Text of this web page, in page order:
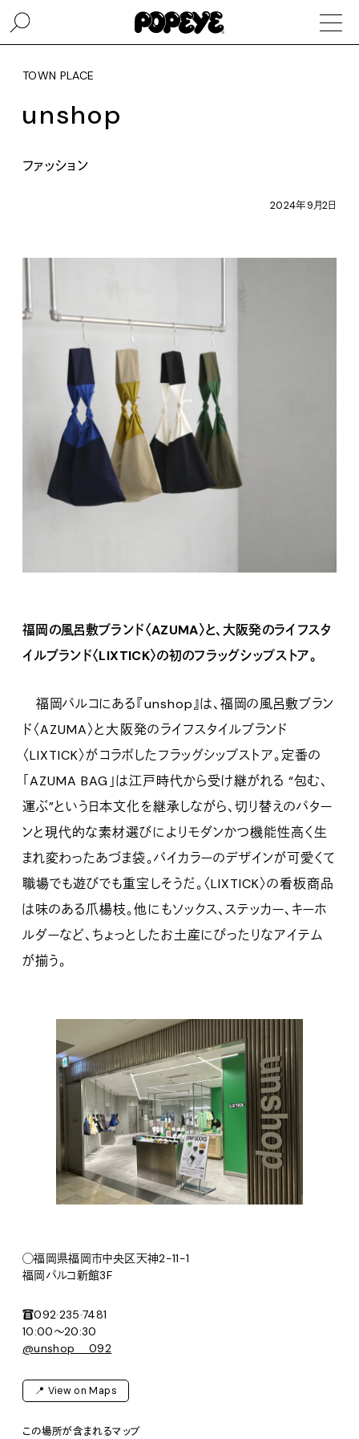
TOWN PLACE
unshop
ファッション
2024年9月2日
福岡の風呂敷ブランド〈AZUMA〉と、大阪発のライフスタ
イルブランド〈LIXTICK〉の初のフラッグシップストア。
福岡パルコにある『unshop』は、福岡の風呂敷ブラン
ド〈AZUMA〉と大阪発のライフスタイルブランド
〈LIXTICK〉がコラボしたフラッグシップストア。定番の
「AZUMA BAG」は江戸時代から受け継がれる “包む、
運ぶ”という日本文化を継承しながら、切り替えのパター
ンと現代的な素材選びによりモダンかつ機能性高く生
まれ変わったあづま袋。バイカラーのデザインが可愛くて
職場でも遊びでも重宝しそうだ。〈LIXTICK〉の看板商品
は味のある爪楊枝。他にもソックス、ステッカー、キーホ
ルダーなど、ちょっとしたお土産にぴったりなアイテム
が揃う。
◯福岡県福岡市中央区天神2-11-1
福岡パルコ新館3F
☎︎092·235·7481
10:00〜20:30
@unshop__092
📍 View on Maps
この場所が含まれるマップ